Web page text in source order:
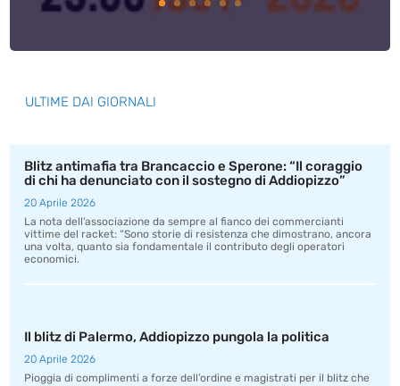
ULTIME DAI GIORNALI
Blitz antimafia tra Brancaccio e Sperone: “Il coraggio
di chi ha denunciato con il sostegno di Addiopizzo”
20 Aprile 2026
La nota dell’associazione da sempre al fianco dei commercianti
vittime del racket: “Sono storie di resistenza che dimostrano, ancora
una volta, quanto sia fondamentale il contributo degli operatori
economici.
Il blitz di Palermo, Addiopizzo pungola la politica
20 Aprile 2026
Pioggia di complimenti a forze dell’ordine e magistrati per il blitz che